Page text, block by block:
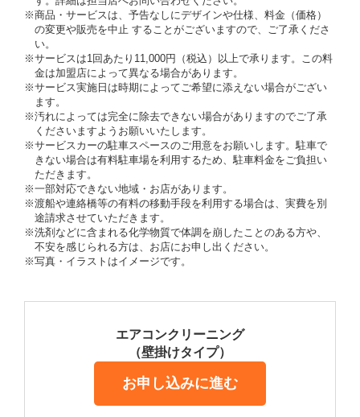
※商品・サービスは、予告なしにデザインや仕様、料金（価格）
の変更や販売を中止 することがございますので、ご了承くださ
い。
※サービスは1回あたり11,000円（税込）以上で承ります。この料
金は加盟店によって異なる場合があります。
※サービス実施日は時期によってご希望に添えない場合がござい
ます。
※汚れによっては完全に除去できない場合がありますのでご了承
くださいますようお願いいたします。
※サービスカーの駐車スペースのご用意をお願いします。駐車で
きない場合は有料駐車場を利用するため、駐車料金をご負担い
ただきます。
※一部対応できない地域・お店があります。
※渡船や連絡橋等の有料の移動手段を利用する場合は、実費を別
途請求させていただきます。
※洗剤などに含まれる化学物質で体調を崩したことのある方や、
不安を感じられる方は、お店にお申し出ください。
※写真・イラストはイメージです。
エアコンクリーニング
（壁掛けタイプ）
お申し込みに進む